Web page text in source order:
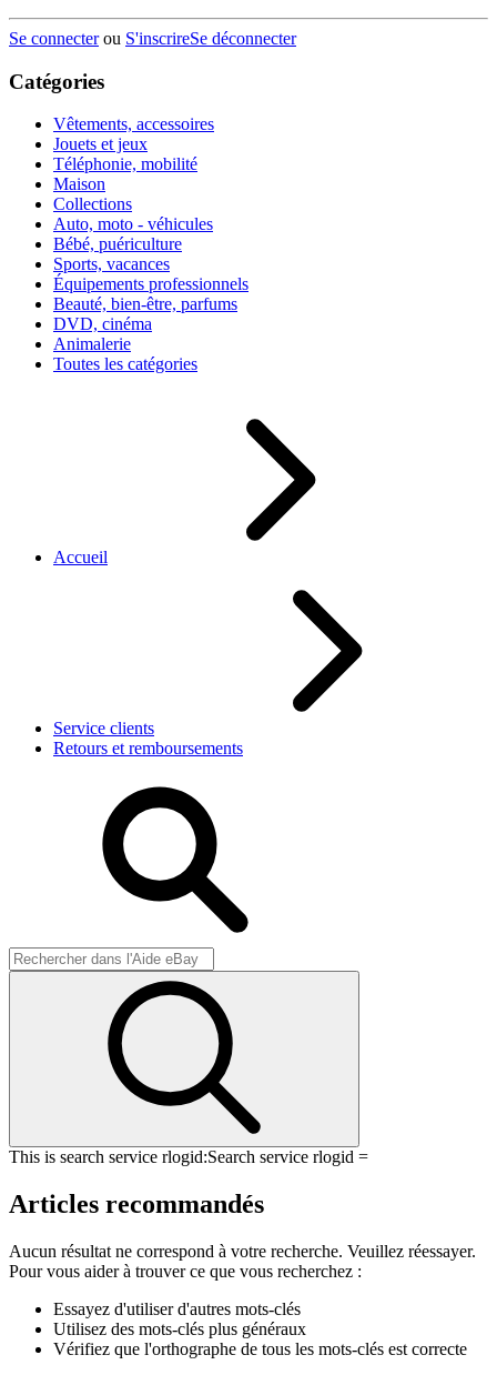
Se connecterou S'inscrireSe déconnecter
Catégories
Vêtements, accessoires
Jouets et jeux
Téléphonie, mobilité
Maison
Collections
Auto, moto - véhicules
Bébé, puériculture
Sports, vacances
Équipements professionnels
Beauté, bien-être, parfums
DVD, cinéma
Animalerie
Toutes les catégories
Accueil
Service clients
Retours et remboursements
This is search service rlogid:Search service rlogid =
Articles recommandés
Aucun résultat ne correspond à votre recherche. Veuillez réessayer.
Pour vous aider à trouver ce que vous recherchez :
Essayez d'utiliser d'autres mots-clés
Utilisez des mots-clés plus généraux
Vérifiez que l'orthographe de tous les mots-clés est correcte